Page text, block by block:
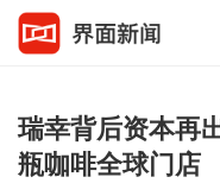
瑞幸背后资本再
瓶咖啡全球门店